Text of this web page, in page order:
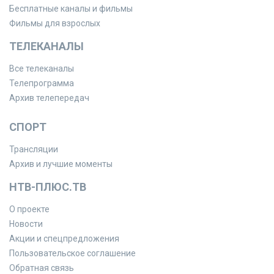
Бесплатные каналы и фильмы
Фильмы для взрослых
ТЕЛЕКАНАЛЫ
Все телеканалы
Телепрограмма
Архив телепередач
СПОРТ
Трансляции
Архив и лучшие моменты
НТВ-ПЛЮС.ТВ
О проекте
Новости
Акции и спецпредложения
Пользовательское соглашение
Обратная связь